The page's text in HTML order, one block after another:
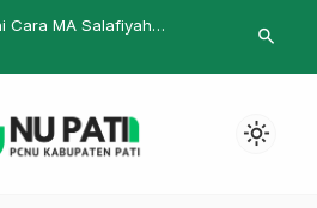
Pelajar NU, Benteng
Bagaimana
search
light_mode